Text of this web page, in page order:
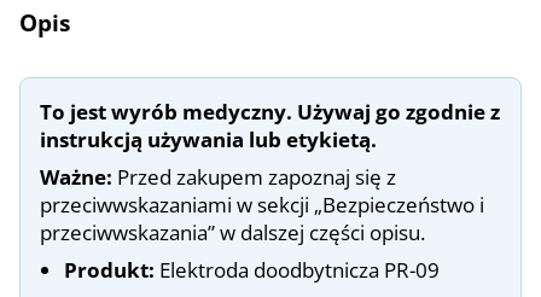
Opis
To jest wyrób medyczny. Używaj go zgodnie z
instrukcją używania lub etykietą.
Ważne: Przed zakupem zapoznaj się z
przeciwwskazaniami w sekcji „Bezpieczeństwo i
przeciwwskazania” w dalszej części opisu.
Produkt: Elektroda doodbytnicza PR-09